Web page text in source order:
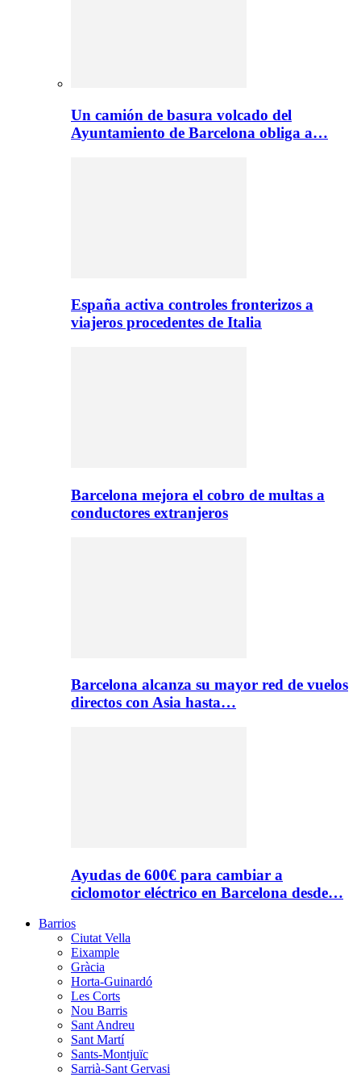
Un camión de basura volcado del
Ayuntamiento de Barcelona obliga a…
España activa controles fronterizos a
viajeros procedentes de Italia
Barcelona mejora el cobro de multas a
conductores extranjeros
Barcelona alcanza su mayor red de vuelos
directos con Asia hasta…
Ayudas de 600€ para cambiar a
ciclomotor eléctrico en Barcelona desde…
Barrios
Ciutat Vella
Eixample
Gràcia
Horta-Guinardó
Les Corts
Nou Barris
Sant Andreu
Sant Martí
Sants-Montjuïc
Sarrià-Sant Gervasi